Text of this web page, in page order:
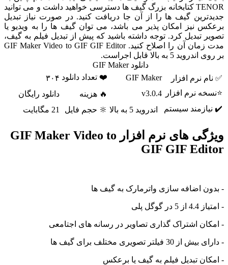
TENOR کتابخانه بزرگ گیف ها دسترسی خواهید داشت و می توانید
جدیدترین گیف ها را از آن جا دریافت کنید. در صورت نیاز تبدیل
برعکس نیز امکان پذیر می باشد، می توان گیف ها را به ویدیو یا
تصویر تبدیل کرد. توجه داشته باشید که پیش از تبدیل فیلم به گیف،
مدت زمان آن را اصلاح کنید. GIF Maker Video to GIF GIF Editor
بر روی اندروید 5 به بالا قابل اجراست.
دانلود GIF Maker
✅ نام نرم افزار
GIF Maker ❤️ تعداد دانلود ۳۰۴
⭐نسخه نرم افزار
v3.0.4 🔥 هزینه
دانلود رایگان
✔️ نیازمند سیستم
اندروید 5 به بالا 🔆 حجم فایل 21 مگابایت
ویژگی های نرم افزار GIF Maker Video to
GIF GIF Editor
- بدون اضافه سازی واترمارک به گیف ها
- امتیاز 4.4 از 5 در گوگل پلی
- امکان اشتراک گذاری تصاویر در رسانه های اجتامعی
- دارای بیش از 30 فیلتر تصویری مختلف برای گیف ها
- امکان تبدیل فیلم به گیف یا برعکس